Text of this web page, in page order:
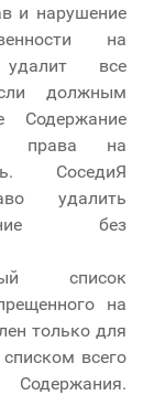
и нарушение
на
все
должным
Содержание
права на
СоседиЯ
удалить
без
список
на
только для
всего
Содержания.